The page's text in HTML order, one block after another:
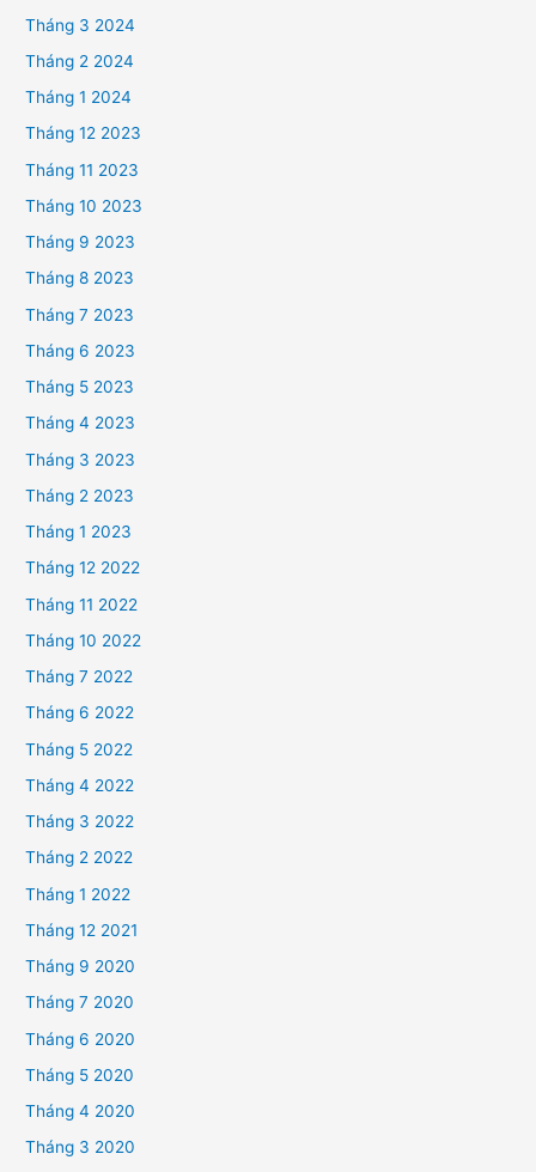
Tháng 3 2024
Tháng 2 2024
Tháng 1 2024
Tháng 12 2023
Tháng 11 2023
Tháng 10 2023
Tháng 9 2023
Tháng 8 2023
Tháng 7 2023
Tháng 6 2023
Tháng 5 2023
Tháng 4 2023
Tháng 3 2023
Tháng 2 2023
Tháng 1 2023
Tháng 12 2022
Tháng 11 2022
Tháng 10 2022
Tháng 7 2022
Tháng 6 2022
Tháng 5 2022
Tháng 4 2022
Tháng 3 2022
Tháng 2 2022
Tháng 1 2022
Tháng 12 2021
Tháng 9 2020
Tháng 7 2020
Tháng 6 2020
Tháng 5 2020
Tháng 4 2020
Tháng 3 2020